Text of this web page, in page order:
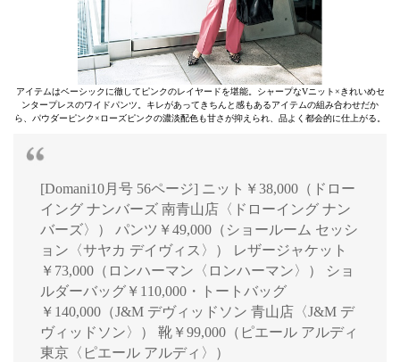
アイテムはベーシックに徹してピンクのレイヤードを堪能。シャープなVニット×きれいめセ
ンタープレスのワイドパンツ。キレがあってきちんと感もあるアイテムの組み合わせだか
ら、パウダーピンク×ローズピンクの濃淡配色も甘さが抑えられ、品よく都会的に仕上がる。
[Domani10月号 56ページ] ニット￥38,000（ドロー
イング ナンバーズ 南青山店〈ドローイング ナン
バーズ〉） パンツ￥49,000（ショールーム セッシ
ョン〈サヤカ デイヴィス〉） レザージャケット
￥73,000（ロンハーマン〈ロンハーマン〉） ショ
ルダーバッグ￥110,000・トートバッグ
￥140,000（J&M デヴィッドソン 青山店〈J&M デ
ヴィッドソン〉） 靴￥99,000（ピエール アルディ
東京〈ピエール アルディ〉）